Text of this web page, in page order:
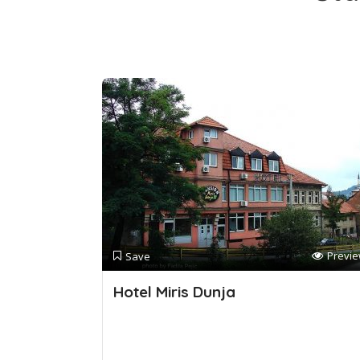
Save
Hotel Miris Dunja